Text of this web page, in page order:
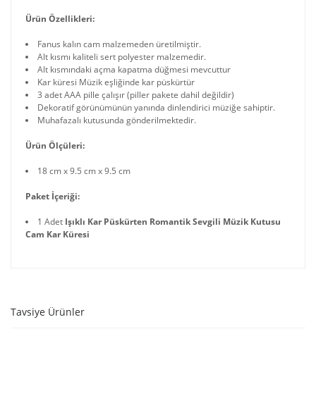
Ürün Özellikleri:
Fanus kalın cam malzemeden üretilmiştir.
Alt kısmı kaliteli sert polyester malzemedir.
Alt kısmındaki açma kapatma düğmesi mevcuttur
Kar küresi Müzik eşliğinde kar püskürtür
3 adet AAA pille çalışır (piller pakete dahil değildir)
Dekoratif görünümünün yanında dinlendirici müziğe sahiptir.
Muhafazalı kutusunda gönderilmektedir.
Ürün Ölçüleri:
18 cm x 9.5 cm x 9.5 cm
Paket İçeriği:
1 Adet Işıklı Kar Püskürten Romantik Sevgili Müzik Kutusu
Cam Kar Küresi
Tavsiye Ürünler